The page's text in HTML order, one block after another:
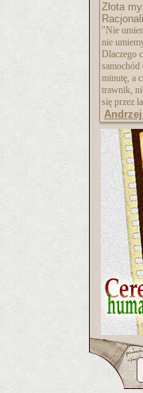
Złota
"Nie
nie
Dlaczego
samochód
minutę, a
trawnik,
się przez